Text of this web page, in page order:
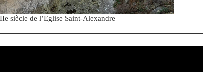
siècle de l’Eglise Saint-Alexandre